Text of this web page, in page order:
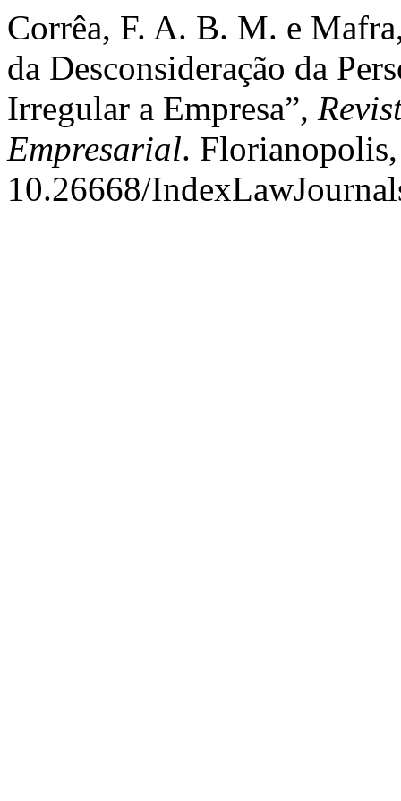
Corrêa, F. A. B. M. e
da Desconsideração da
Irregular a Empresa”,
Empresarial.
10.26668/